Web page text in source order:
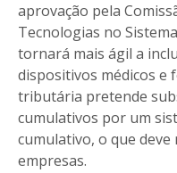
aprovação pela
Tecnologias no
tornará mais ágil a
dispositivos médicos e
tributária pretende
cumulativos por um
cumulativo, o que
empresas.